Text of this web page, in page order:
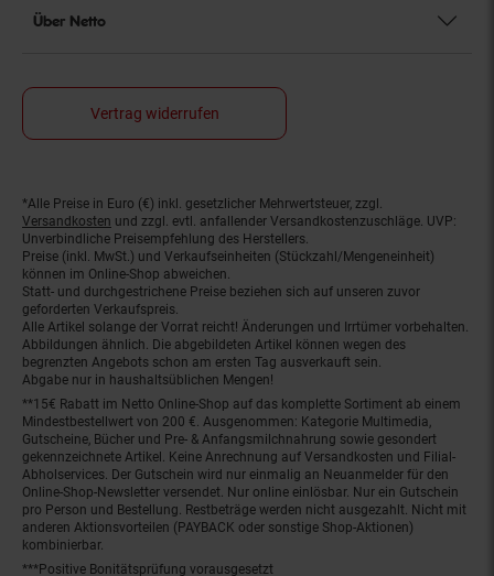
Über Netto
Vertrag widerrufen
Fußnoten
*Alle Preise in Euro (€) inkl. gesetzlicher Mehrwertsteuer, zzgl.
Versandkosten und zzgl. evtl. anfallender Versandkostenzuschläge. UVP:
Unverbindliche Preisempfehlung des Herstellers.
Preise (inkl. MwSt.) und Verkaufseinheiten (Stückzahl/Mengeneinheit)
können im Online-Shop abweichen.
Statt- und durchgestrichene Preise beziehen sich auf unseren zuvor
geforderten Verkaufspreis.
Alle Artikel solange der Vorrat reicht! Änderungen und Irrtümer vorbehalten.
Abbildungen ähnlich. Die abgebildeten Artikel können wegen des
begrenzten Angebots schon am ersten Tag ausverkauft sein.
Abgabe nur in haushaltsüblichen Mengen!
**15€ Rabatt im Netto Online-Shop auf das komplette Sortiment ab einem
Mindestbestellwert von 200 €. Ausgenommen: Kategorie Multimedia,
Gutscheine, Bücher und Pre- & Anfangsmilchnahrung sowie gesondert
gekennzeichnete Artikel. Keine Anrechnung auf Versandkosten und Filial-
Abholservices. Der Gutschein wird nur einmalig an Neuanmelder für den
Online-Shop-Newsletter versendet. Nur online einlösbar. Nur ein Gutschein
pro Person und Bestellung. Restbeträge werden nicht ausgezahlt. Nicht mit
anderen Aktionsvorteilen (PAYBACK oder sonstige Shop-Aktionen)
kombinierbar.
***Positive Bonitätsprüfung vorausgesetzt